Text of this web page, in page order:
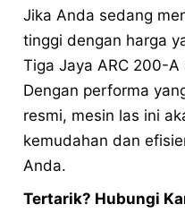
Jika Anda sedang
tinggi dengan harga
Tiga Jaya ARC 200-
Dengan performa
resmi, mesin las ini
kemudahan dan
Anda.
Tertarik? Hubungi